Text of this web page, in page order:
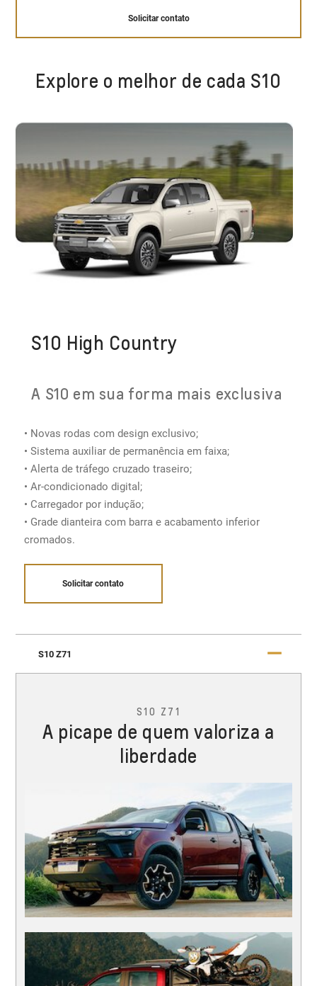
Solicitar contato
Explore o melhor de cada S10
S10 High Country
A S10 em sua forma mais exclusiva
• Novas rodas com design exclusivo;
• Sistema auxiliar de permanência em faixa;
• Alerta de tráfego cruzado traseiro;
• Ar-condicionado digital​;
• Carregador por indução;
• Grade dianteira com barra e acabamento inferior
cromados.
Solicitar contato
S10 Z71
S10 Z71
A picape de quem valoriza a
liberdade